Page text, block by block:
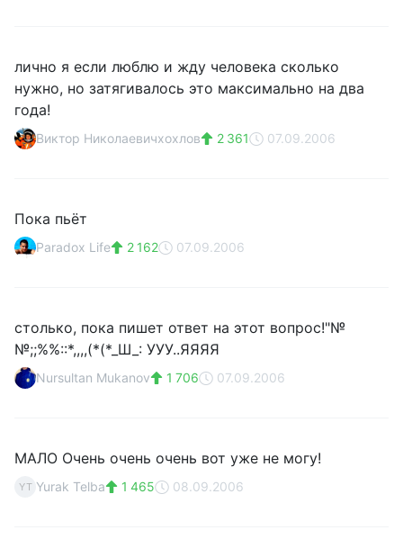
лично я если люблю и жду человека сколько
нужно, но затягивалось это максимально на два
года!
Виктор Николаевичхохлов 2 361 07.09.2006
Пока пьёт
Paradox Life 2 162 07.09.2006
столько, пока пишет ответ на этот вопрос!"№
№;;%%::*,,,,(*(*_Ш_: УУУ..ЯЯЯЯ
Nursultan Mukanov 1 706 07.09.2006
МАЛО Очень очень очень вот уже не могу!
YT Yurak Telba 1 465 08.09.2006